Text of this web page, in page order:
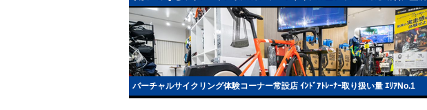
バーチャルサイクリング体験コーナー常設店 ｲﾝﾄﾞｱﾄﾚｰﾅｰ取り扱い量 ｴﾘｱNo.1